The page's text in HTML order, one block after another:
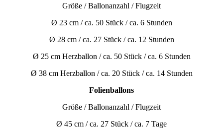
Größe / Ballonanzahl / Flugzeit
Ø 23 cm / ca. 50 Stück / ca. 6 Stunden
Ø 28 cm / ca. 27 Stück / ca. 12 Stunden
Ø 25 cm Herzballon / ca. 50 Stück / ca. 6 Stunden
Ø 38 cm Herzballon / ca. 20 Stück / ca. 14 Stunden
Folienballons
Größe / Ballonanzahl / Flugzeit
Ø 45 cm / ca. 27 Stück / ca. 7 Tage